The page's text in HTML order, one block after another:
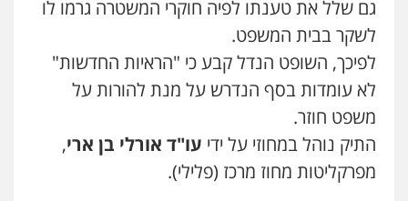
גם שלל את טענתו לפיה חוקרי המשטרה גרמו לו
לשקר בבית המשפט.
לפיכך, השופט הנדל קבע כי "הראיות החדשות"
לא עומדות בסף הנדרש על מנת להורות על
משפט חוזר.
התיק נוהל במחוזי על ידי עו"ד אורלי בן ארי,
מפרקליטות מחוז מרכז (פלילי).
פלילי מעצרים וחקירות
0543986802
עו"ד בועז קניג
0507003001